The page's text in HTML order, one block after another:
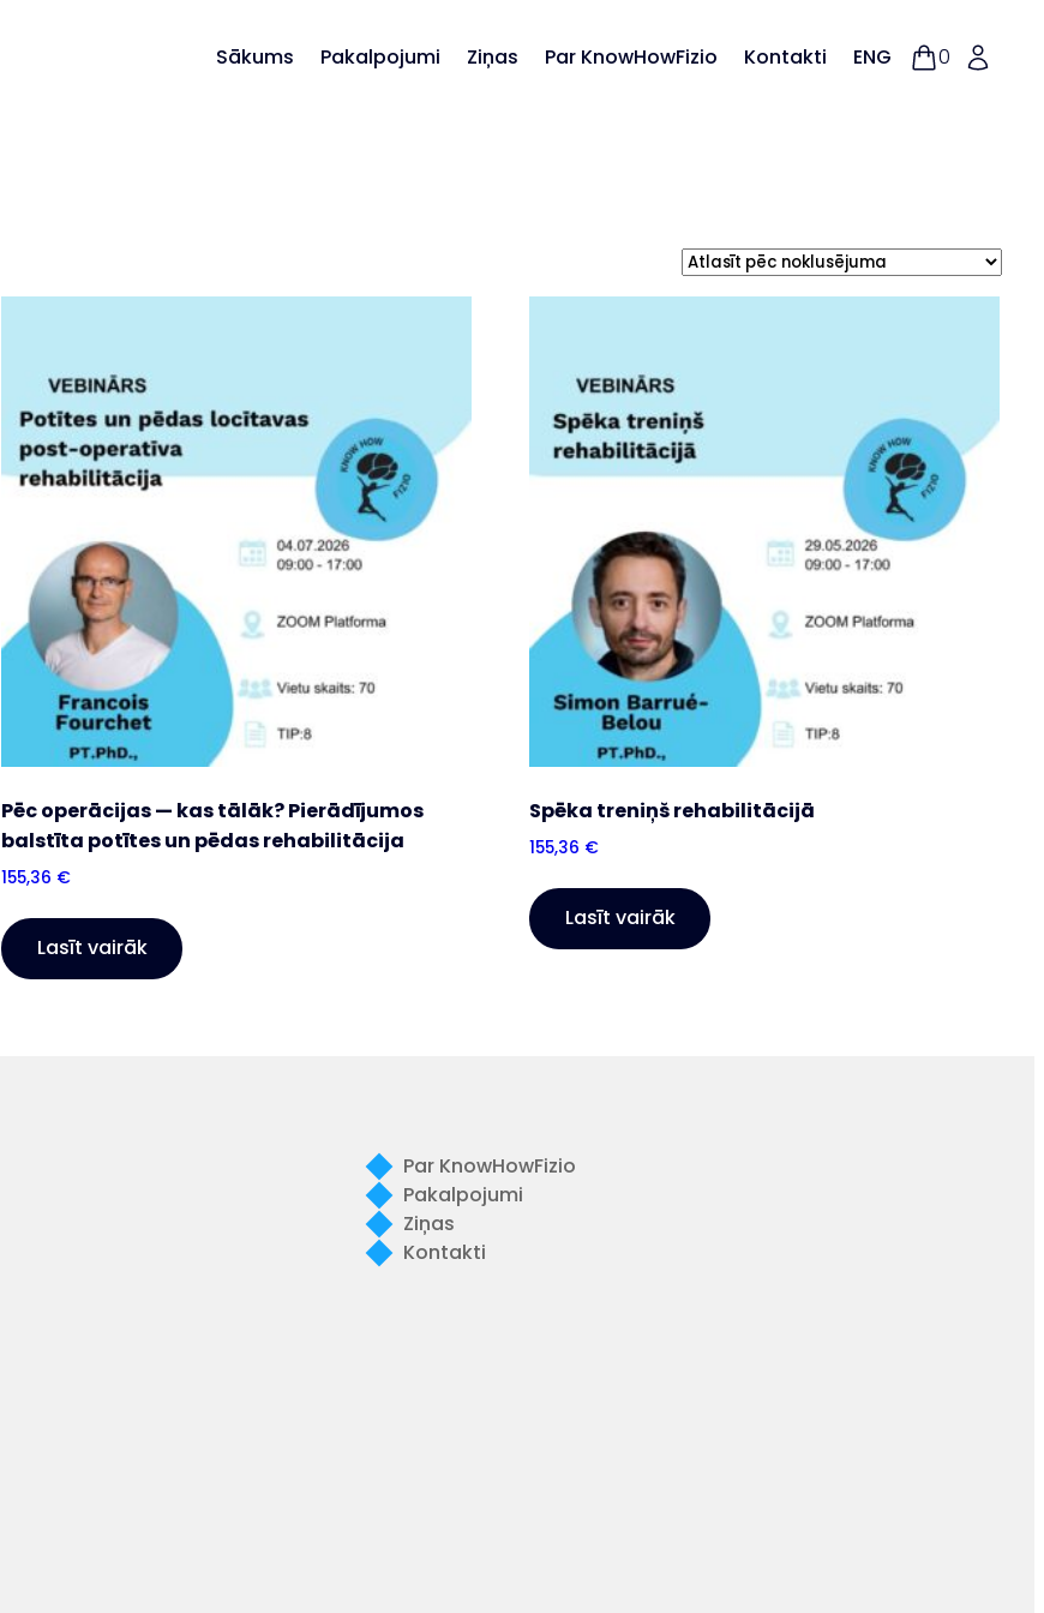
Sākums Pakalpojumi Ziņas Par KnowHowFizio Kontakti ENG 0
Pēc operācijas — kas tālāk? Pierādījumos
balstīta potītes un pēdas rehabilitācija
155,36 €
Lasīt vairāk
Spēka treniņš rehabilitācijā
155,36 €
Lasīt vairāk
Par KnowHowFizio
Pakalpojumi
Ziņas
Kontakti